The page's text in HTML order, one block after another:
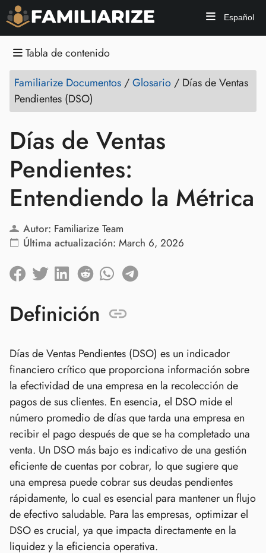
Español
Tabla de contenido
Familiarize Documentos /Glosario / Días de Ventas
Pendientes (DSO)
Días de Ventas
Pendientes:
Entendiendo la Métrica
Autor: Familiarize Team
Última actualización: March 6, 2026
Definición
Días de Ventas Pendientes (DSO) es un indicador
financiero crítico que proporciona información sobre
la efectividad de una empresa en la recolección de
pagos de sus clientes. En esencia, el DSO mide el
número promedio de días que tarda una empresa en
recibir el pago después de que se ha completado una
venta. Un DSO más bajo es indicativo de una gestión
eficiente de cuentas por cobrar, lo que sugiere que
una empresa puede cobrar sus deudas pendientes
rápidamente, lo cual es esencial para mantener un flujo
de efectivo saludable. Para las empresas, optimizar el
DSO es crucial, ya que impacta directamente en la
liquidez y la eficiencia operativa.